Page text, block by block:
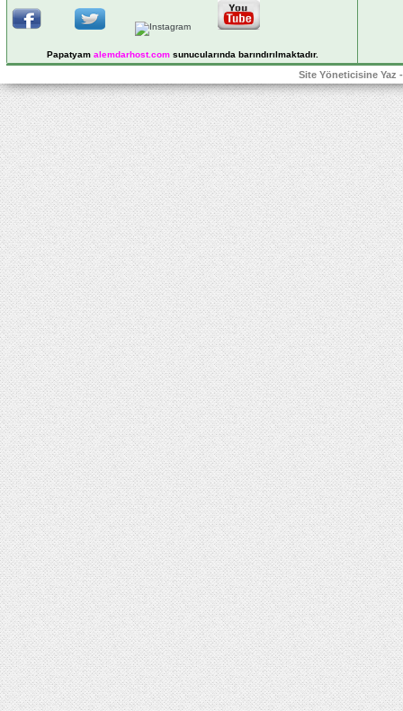
Papatyam alemdarhost.comsunucularında barındırılmaktadır.
Site Yöneticisine Yaz